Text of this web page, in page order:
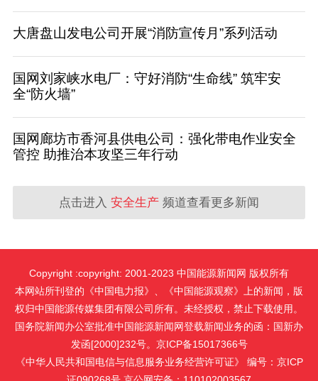
大唐盘山发电公司开展“消防宣传月”系列活动
国网刘家峡水电厂：守好消防“生命线” 筑牢安
全“防火墙”
国网廊坊市香河县供电公司：强化带电作业安全
管控 助推治本攻坚三年行动
点击进入 安全生产 频道查看更多新闻
Copyright :copyright: 2001-2023 中国能源新闻网 版权所有
本网站所刊登的《中国电力报》、《中国能源观察》上的新闻，版
权归中国能源传媒集团有限公司所有。未经授权，禁止下载使用。
国务院新闻办公室批准中国能源新闻网登载新闻业务的函：国新办
发函[2000]232号。京ICP备15017366号
《中华人民共和国电信与信息服务业务经营许可证》 编号：京ICP